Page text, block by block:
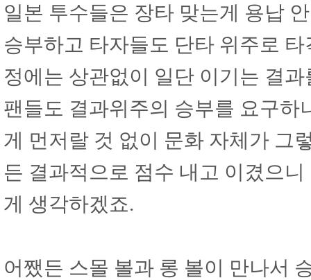
일본 투수들은 장타 맞는게 용납
승부하고 타자들도 단타 위주로
정에는 상관없이 일단 이기는 결
팬들도 결과위주의 승부를 요구하
게 먼저랄 것 없이 문화 자체가 그
든 결과적으로 점수 내고 이겼으
게 생각하겠죠.
어쨌든 스몰 볼과 롱 볼이 만나서